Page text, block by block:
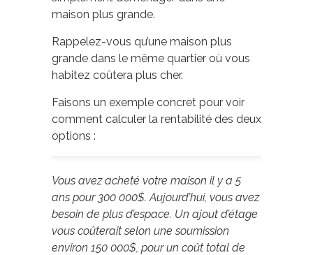
maison plus grande.
Rappelez-vous qu’une maison plus
grande dans le même quartier où vous
habitez coûtera plus cher.
Faisons un exemple concret pour voir
comment calculer la rentabilité des deux
options :
Vous avez acheté votre maison il y a 5
ans pour 300 000$. Aujourd’hui, vous avez
besoin de plus d’espace. Un ajout d’étage
vous coûterait selon une soumission
environ 150 000$, pour un coût total de